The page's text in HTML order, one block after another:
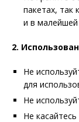
пакетах, так
и в малейшей
2.
Не
для
Не
Не